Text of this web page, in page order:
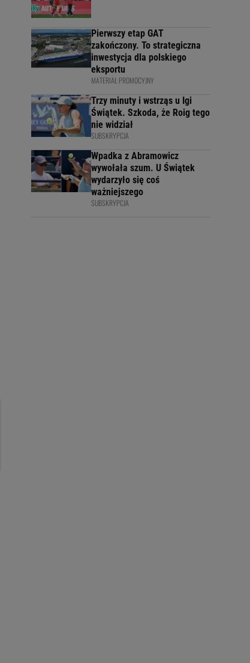
Pierwszy etap GAT
zakończony. To strategiczna
inwestycja dla polskiego
eksportu
MATERIAŁ PROMOCYJNY
Trzy minuty i wstrząs u Igi
Świątek. Szkoda, że Roig tego
nie widział
SUBSKRYPCJA
Wpadka z Abramowicz
wywołała szum. U Świątek
wydarzyło się coś
ważniejszego
SUBSKRYPCJA